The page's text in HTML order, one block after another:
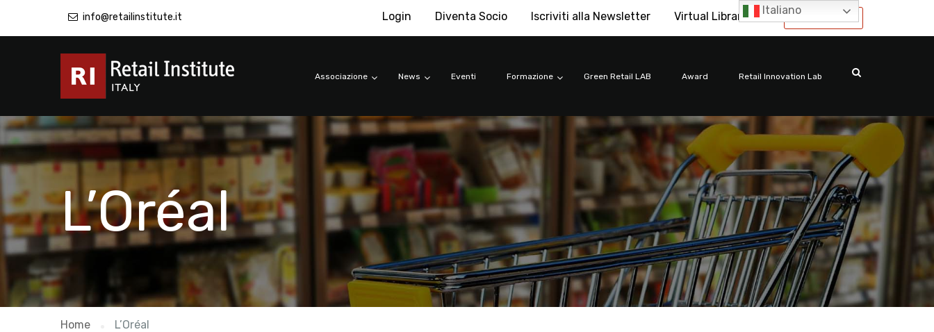
info@retailinstitute.it International
Login Diventa Socio Iscriviti alla Newsletter Virtual Library
Associazione News Eventi Formazione Green Retail LAB Award Retail Innovation Lab
L’Oréal
Home L’Oréal
Italiano